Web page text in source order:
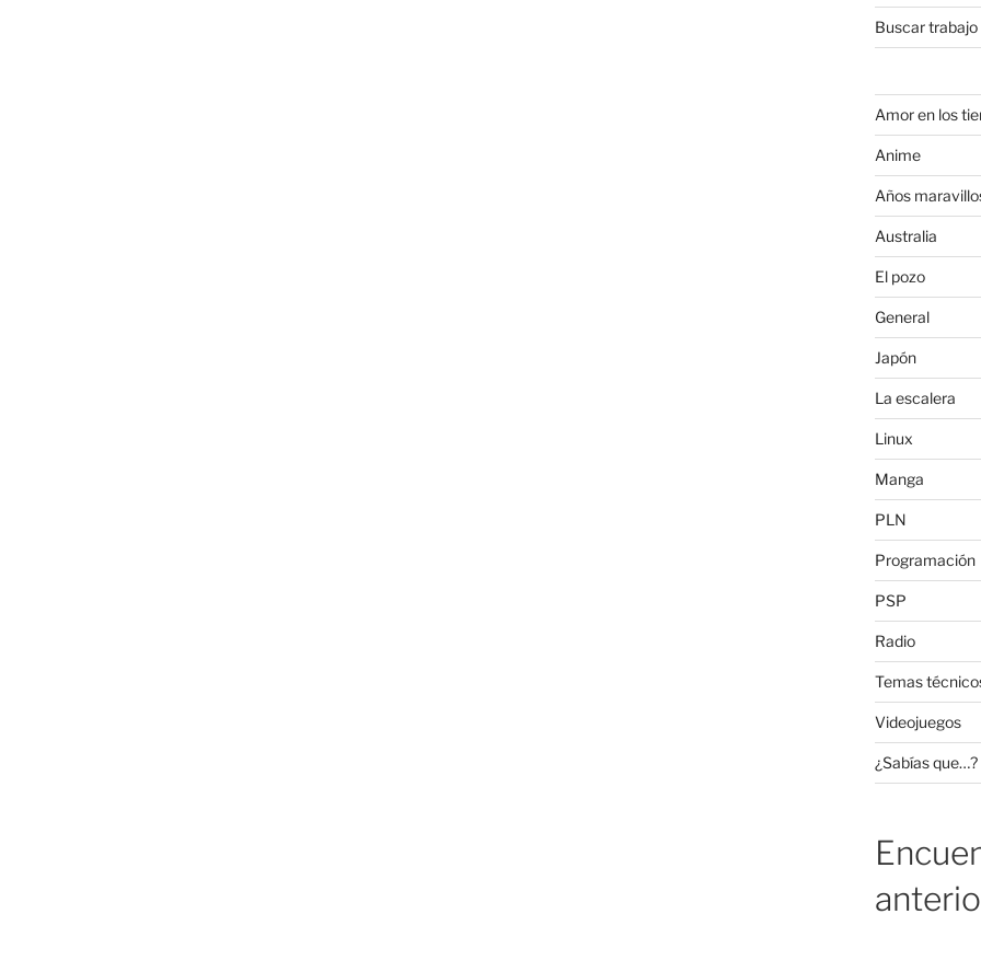
Buscar
Amor en los
Anime
Años
Australia
El pozo
General
Japón
La escalera
Linux
Manga
PLN
Programación
PSP
Radio
Temas
Videojuegos
¿Sabías que…?